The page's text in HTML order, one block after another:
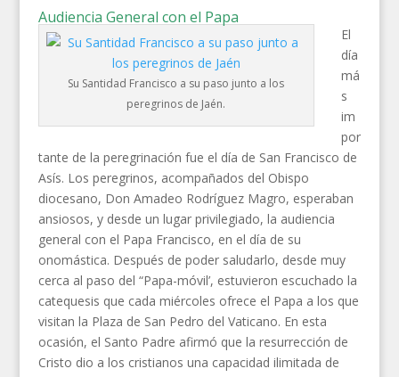
Audiencia General con el Papa
Su Santidad Francisco a su paso junto a los
peregrinos de Jaén.
El
día
má
s
im
por
tante de la peregrinación fue el día de San Francisco de
Asís. Los peregrinos, acompañados del Obispo
diocesano, Don Amadeo Rodríguez Magro, esperaban
ansiosos, y desde un lugar privilegiado, la audiencia
general con el Papa Francisco, en el día de su
onomástica. Después de poder saludarlo, desde muy
cerca al paso del “Papa-móvil’, estuvieron escuchado la
catequesis que cada miércoles ofrece el Papa a los que
visitan la Plaza de San Pedro del Vaticano. En esta
ocasión, el Santo Padre afirmó que la resurrección de
Cristo dio a los cristianos una capacidad ilimitada de